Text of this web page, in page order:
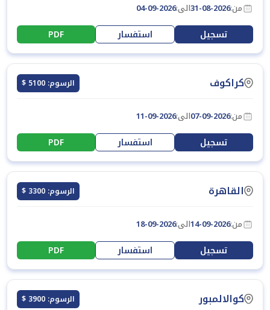
من:31-08-2026الى:04-09-2026
تسجيل استفسار PDF
كراكوف الرسوم: 5100 $
من:07-09-2026الى:11-09-2026
تسجيل استفسار PDF
القاهرة الرسوم: 3300 $
من:14-09-2026الى:18-09-2026
تسجيل استفسار PDF
كوالالمبور الرسوم: 3900 $